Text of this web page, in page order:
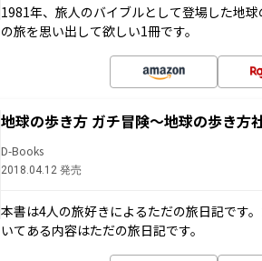
1981年、旅人のバイブルとして登場した地
の旅を思い出して欲しい1冊です。
地球の歩き方 ガチ冒険～地球の歩き方
D-Books
2018.04.12 発売
本書は4人の旅好きによるただの旅日記です
いてある内容はただの旅日記です。